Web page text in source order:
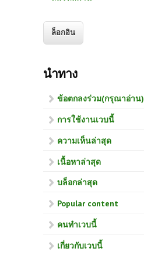
นำทาง
ข้อตกลงร่วม(กรุณาอ่าน)
การใช้งานเวบนี้
ความเห็นล่าสุด
เนื้อหาล่าสุด
บล็อกล่าสุด
Popular content
คนทำเวบนี้
เกี่ยวกับเวบนี้